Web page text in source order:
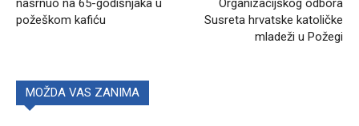
nasrnuo na 65-godišnjaka u
požeškom kafiću
Organizacijskog odbora
Susreta hrvatske katoličke
mladeži u Požegi
MOŽDA VAS ZANIMA